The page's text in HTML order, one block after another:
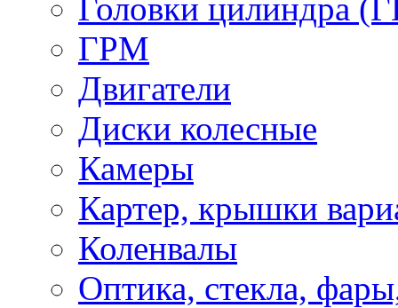
Головки цилиндра
ГРМ
Двигатели
Диски колесные
Камеры
Картер, крышки
Коленвалы
Оптика, стекла,